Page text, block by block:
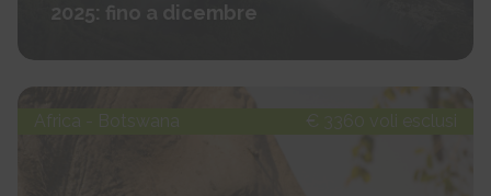
2025: fino a dicembre
Africa - Botswana € 3360 voli esclusi